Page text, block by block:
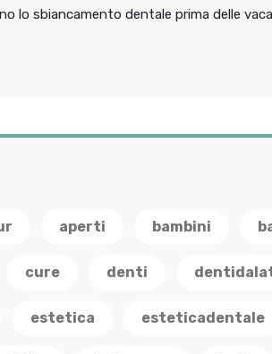
lo sbiancamento dentale prima delle
aperti bambini
cure denti
estetica esteticadentale